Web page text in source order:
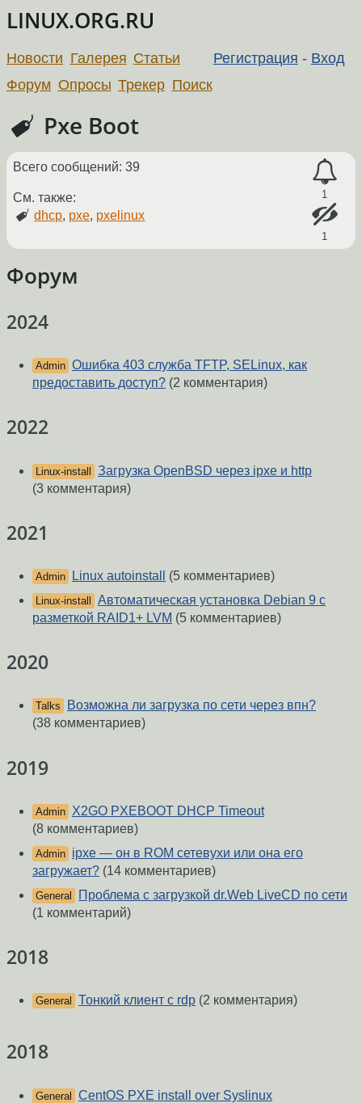
LINUX.ORG.RU
Регистрация - Вход
Новости Галерея Статьи
Форум Опросы Трекер Поиск
Pxe Boot
1
1
Всего сообщений: 39
См. также:
dhcp, pxe, pxelinux
Форум
2024
Admin Ошибка 403 служба TFTP, SELinux, как
предоставить доступ? (2 комментария)
2022
Linux-install Загрузка OpenBSD через ipxe и http
(3 комментария)
2021
Admin Linux autoinstall (5 комментариев)
Linux-install
Автоматическая установка Debian 9 с
разметкой RAID1+ LVM (5 комментариев)
2020
Talks
Возможна ли загрузка по сети через впн?
(38 комментариев)
2019
Admin X2GO PXEBOOT DHCP Timeout
(8 комментариев)
Admin ipxe — он в ROM сетевухи или она его
загружает? (14 комментариев)
General
Проблема с загрузкой dr.Web LiveCD по сети
(1 комментарий)
2018
General Тонкий клиент с rdp (2 комментария)
2018
General CentOS PXE install over Syslinux